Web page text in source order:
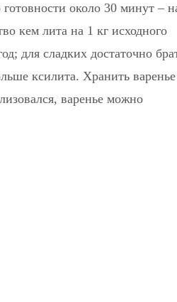
готовности около 30 минут –
кем лита на 1 кг исходного
для сладких достаточно
ксилита. Хранить
варенье можно